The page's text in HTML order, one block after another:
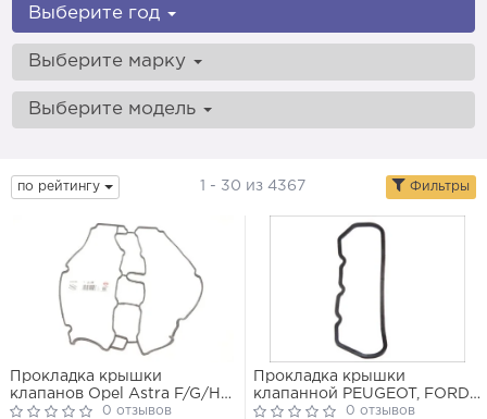
Выберите год
Выберите марку
Выберите модель
по рейтингу 1 - 30 из 4367 Фильтры
Прокладка крышки
клапанов Opel Astra F/G/H/
VECTRA B/ C/ SAAB 9-3 1.8
0 отзывов
Прокладка крышки
клапанной PEUGEOT, FORD
XD2, XD3 (пр-во Elring)
0 отзывов